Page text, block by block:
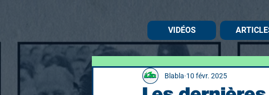
VIDÉOS
Blabla 10 févr. 2025